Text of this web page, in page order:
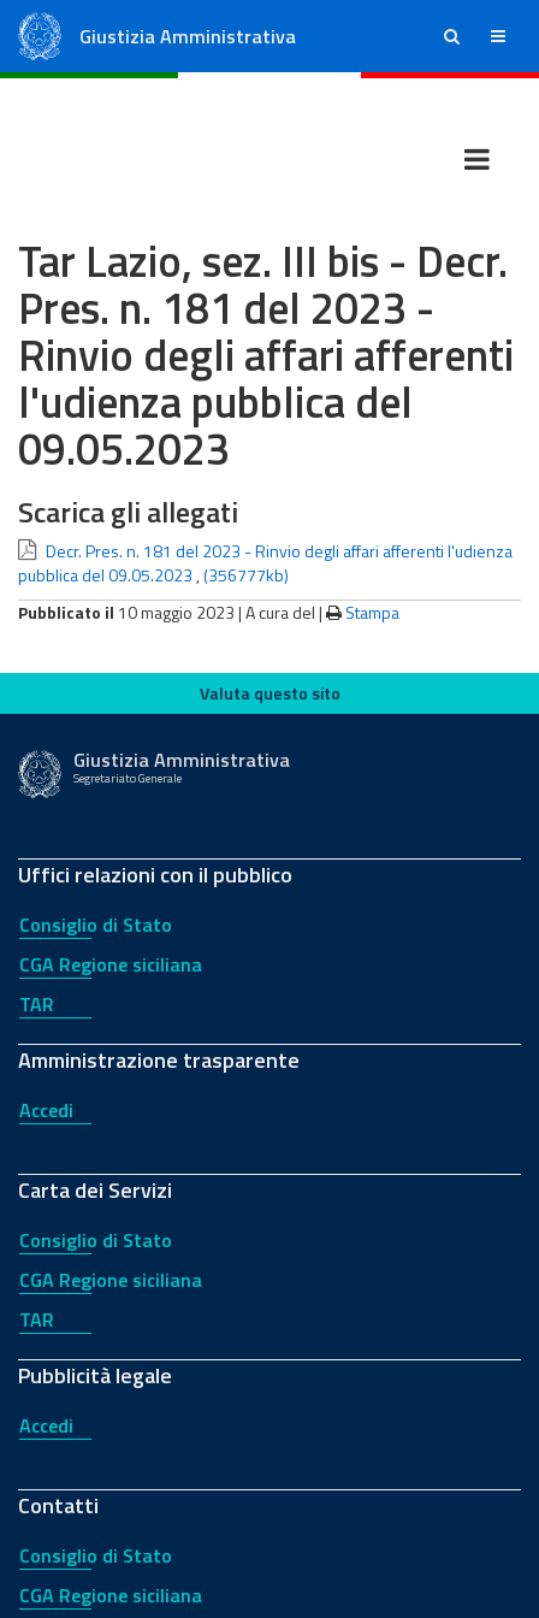
Giustizia Amministrativa ricerca menu
Tar Lazio, sez. III bis - Decr.
Pres. n. 181 del 2023 -
Rinvio degli affari afferenti
l'udienza pubblica del
09.05.2023
Scarica gli allegati
Decr. Pres. n. 181 del 2023 - Rinvio degli affari afferenti l'udienza
pubblica del 09.05.2023 ,(356777kb)
Pubblicato il 10 maggio 2023 |A cura del| Stampa
Valuta questo sito
Valuta questo sito
Giustizia Amministrativa
Segretariato Generale
Uffici relazioni con il pubblico
Consiglio di Stato
CGA Regione siciliana
TAR
Amministrazione trasparente
Accedi
Carta dei Servizi
Consiglio di Stato
CGA Regione siciliana
TAR
Pubblicità legale
Accedi
Contatti
Consiglio di Stato
CGA Regione siciliana